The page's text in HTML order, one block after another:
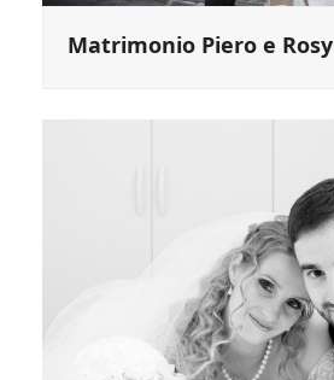
Matrimonio Piero e Rosy